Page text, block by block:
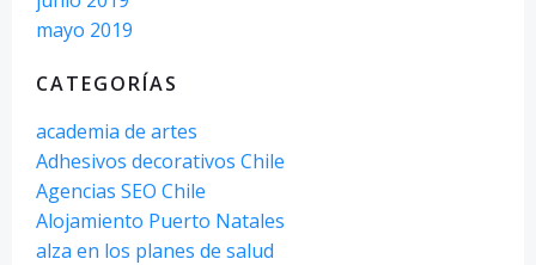
mayo 2019
CATEGORÍAS
academia de artes
Adhesivos decorativos Chile
Agencias SEO Chile
Alojamiento Puerto Natales
alza en los planes de salud